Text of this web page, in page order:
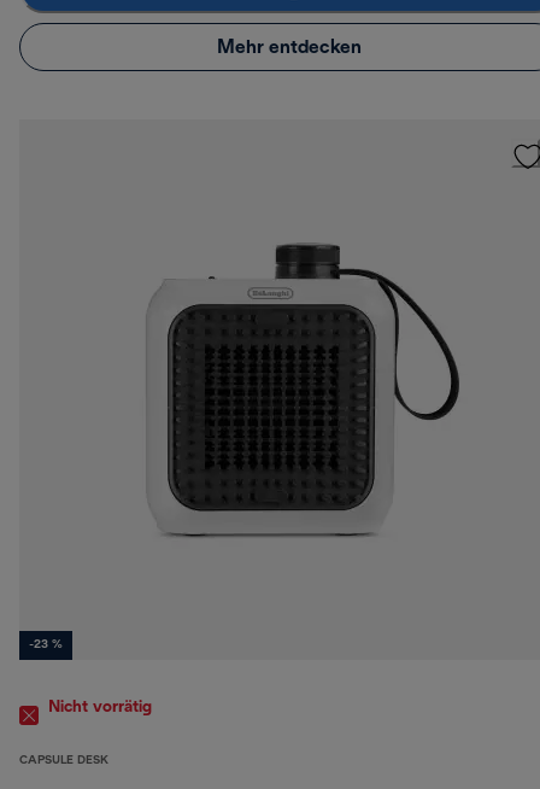
Mehr entdecken
-23 %
Nicht vorrätig
CAPSULE DESK